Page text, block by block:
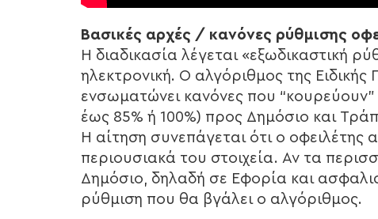
Βασικές αρχές / κανόνες ρύθμισης
Η διαδικασία λέγεται «εξωδικαστική
ηλεκτρονική. Ο αλγόριθμος της Ειδικής
ενσωματώνει κανόνες που
έως 85% ή 100%) προς Δημόσιο και
Η αίτηση συνεπάγεται ότι ο
περιουσιακά του στοιχεία. Αν τα
Δημόσιο, δηλαδή σε Εφορία και
ρύθμιση που θα βγάλει ο αλγόριθμος.